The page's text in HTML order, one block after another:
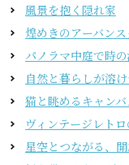
風景を抱く隠れ家
煌めきのアーバン
パノラマ中庭で時
自然と暮らしが溶
猫と眺めるキャン
ヴィンテージレト
星空とつながる、